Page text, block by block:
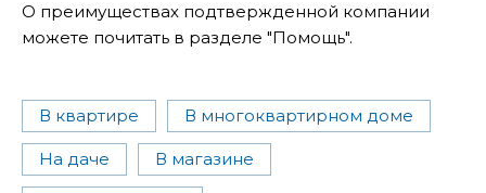
О преимуществах подтвержденной компании
можете почитать в разделе "Помощь".
В квартире В многоквартирном доме
На даче В магазине